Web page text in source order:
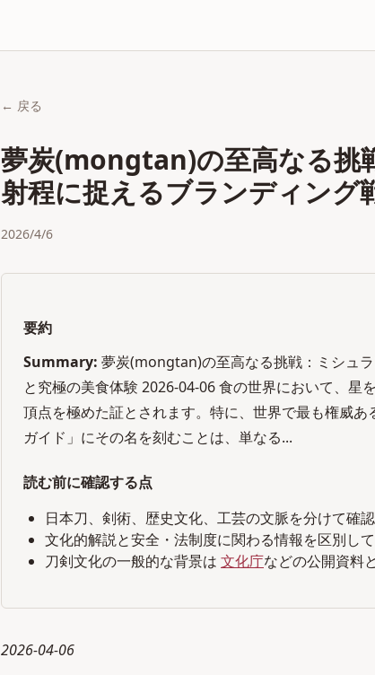
← 戻る
夢炭(mongtan)の至高なる挑
射程に捉えるブランディング
2026/4/6
要約
Summary: 夢炭(mongtan)の至高なる挑戦：ミシュ
と究極の美食体験 2026-04-06 食の世界において、星
頂点を極めた証とされます。特に、世界で最も権威
ガイド」にその名を刻むことは、単なる...
読む前に確認する点
日本刀、剣術、歴史文化、工芸の文脈を分けて確認
文化的解説と安全・法制度に関わる情報を区別して
刀剣文化の一般的な背景は 文化庁などの公開資料
2026-04-06